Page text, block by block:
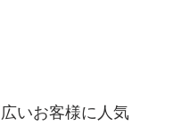
いお客様に人気